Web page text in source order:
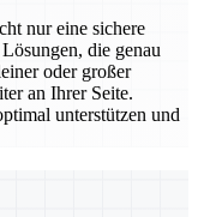
nur eine sichere
die genau
oder großer
an Ihrer Seite.
unterstützen und